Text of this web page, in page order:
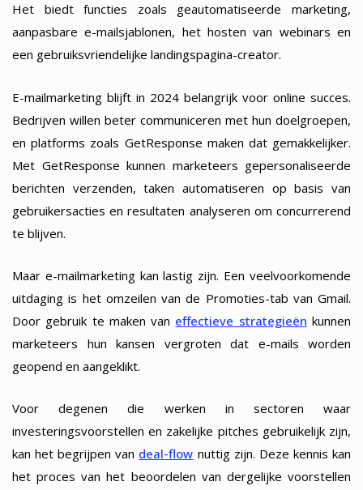
Het biedt functies zoals geautomatiseerde marketing,
aanpasbare e-mailsjablonen, het hosten van webinars en
een gebruiksvriendelijke landingspagina-creator.
E-mailmarketing blijft in 2024 belangrijk voor online succes.
Bedrijven willen beter communiceren met hun doelgroepen,
en platforms zoals GetResponse maken dat gemakkelijker.
Met GetResponse kunnen marketeers gepersonaliseerde
berichten verzenden, taken automatiseren op basis van
gebruikersacties en resultaten analyseren om concurrerend
te blijven.
Maar e-mailmarketing kan lastig zijn. Een veelvoorkomende
uitdaging is het omzeilen van de Promoties-tab van Gmail.
Door gebruik te maken van effectieve strategieën kunnen
marketeers hun kansen vergroten dat e-mails worden
geopend en aangeklikt.
Voor degenen die werken in sectoren waar
investeringsvoorstellen en zakelijke pitches gebruikelijk zijn,
kan het begrijpen van deal-flow nuttig zijn. Deze kennis kan
het proces van het beoordelen van dergelijke voorstellen